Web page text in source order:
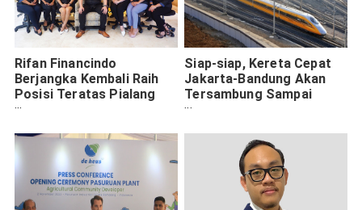
Rifan Financindo
Berjangka Kembali Raih
Posisi Teratas Pialang
Teraktif
Siap-siap, Kereta Cepat
Jakarta-Bandung Akan
Tersambung Sampai
Surabaya